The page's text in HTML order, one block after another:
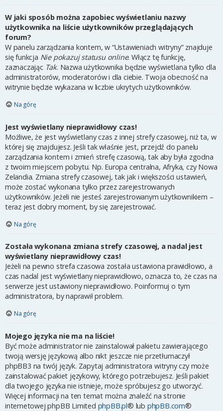
W jaki sposób można zapobiec wyświetlaniu nazwy
użytkownika na liście użytkowników przeglądających
forum?
W panelu zarządzania kontem, w “Ustawieniach witryny” znajduje
się funkcja Nie pokazuj statusu online. Włącz tę funkcję,
zaznaczając Tak. Nazwa użytkownika będzie wyświetlana tylko dla
administratorów, moderatorów i dla ciebie. Twoja obecność na
witrynie będzie wykazana w liczbie ukrytych użytkowników.
Na górę
Jest wyświetlany nieprawidłowy czas!
Możliwe, że jest wyświetlany czas z innej strefy czasowej, niż ta, w
której się znajdujesz. Jeśli tak właśnie jest, przejdź do panelu
zarządzania kontem i zmień strefę czasową, tak aby była zgodna
z twoim miejscem pobytu. Np. Europa centralna, Afryka, czy Nowa
Zelandia. Zmiana strefy czasowej, tak jak i większości ustawień,
może zostać wykonana tylko przez zarejestrowanych
użytkowników. Jeżeli nie jesteś zarejestrowanym użytkownikiem –
teraz jest dobry moment, by się zarejestrować.
Na górę
Została wykonana zmiana strefy czasowej, a nadal jest
wyświetlany nieprawidłowy czas!
Jeżeli na pewno strefa czasowa została ustawiona prawidłowo, a
czas nadal jest wyświetlany nieprawidłowo, oznacza to, że czas na
serwerze jest ustawiony nieprawidłowo. Poinformuj o tym
administratora, by naprawił problem.
Na górę
Mojego języka nie ma na liście!
Być może administrator nie zainstalował pakietu zawierającego
twoją wersję językową albo nikt jeszcze nie przetłumaczył
phpBB3 na twój język. Zapytaj administratora witryny czy może
zainstalować pakiet językowy, którego potrzebujesz. Jeśli pakiet
dla twojego języka nie istnieje, może spróbujesz go utworzyć.
Więcej informacji na ten temat można znaleźć na stronie
internetowej phpBB Limited phpBB.pl® lub phpBB.com®